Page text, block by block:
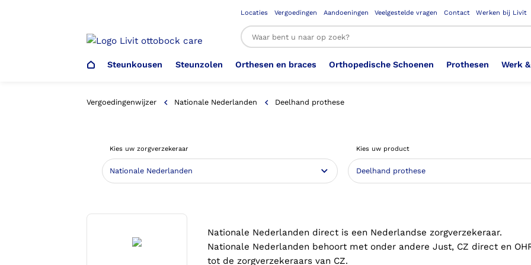
Locaties Vergoedingen Aandoeningen Veelgestelde vragen Contact Werken bij Livit
Steunkousen
Steunkousen (klasse 1)
Kousen (klasse 2)
Aantrekhulpen
Steunzolen
Steunzolen 3D geprinte steunzolen
Voetdrukmeting
Orthesen en braces
Arm Elleboog Been Knie
Heup Bekken Lies Hoofd Nek
Orthopedische Schoenen
Schoenencatalogus Orthopedische Schoenen OSA
Ambulo Badschoenen
Confectieschoen (OVAC)
Verbandschoen
Prothesen
Armprothese Bovenbeenprothese
Elleboogprothese Hand & Vinger prothese
Onderbeenprothese
Werk
Werkgever
Werknemer
Vergoedingenwijzer Nationale Nederlanden Deelhand prothese
Kies uw zorgverzekeraar Kies uw product
Nationale Nederlanden direct is een Nederlandse zorgverzekeraar.
Nationale Nederlanden behoort met onder andere Just, CZ direct en
tot de zorgverzekeraars van CZ.